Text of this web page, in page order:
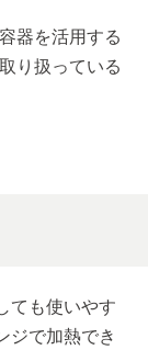
器を活用する
り扱っている
ても使いやす
ジで加熱でき